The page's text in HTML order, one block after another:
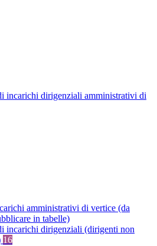
incarichi dirigenziali amministrativi di
amministrativi di vertice (da
in tabelle)
incarichi dirigenziali (dirigenti non
16